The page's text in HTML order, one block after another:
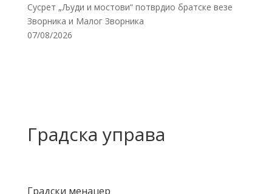
Сусрет „Људи и мостови“ потврдио братске везе
Зворника и Малог Зворника
07/08/2026
Градска управа
Градски менаџер